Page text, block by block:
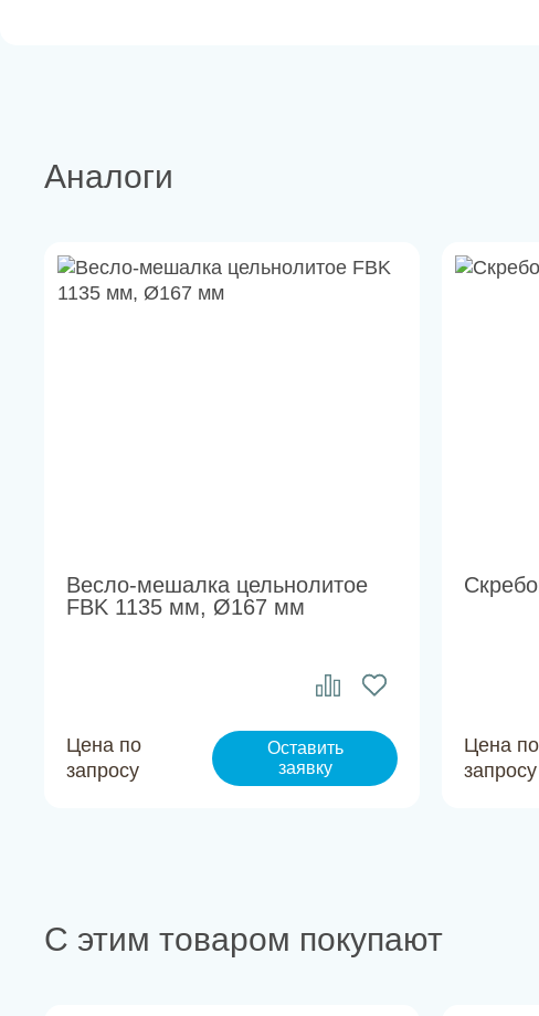
Аналоги
Весло-мешалка цельнолитое
FBK 1135 мм, Ø167 мм
Цена по
запросу
Оставить
заявку
Цена по
запросу
С этим товаром покупают